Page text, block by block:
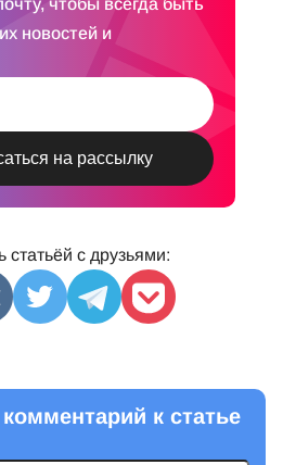
чтобы всегда быть
новостей и
статьёй с друзьями:
к статье